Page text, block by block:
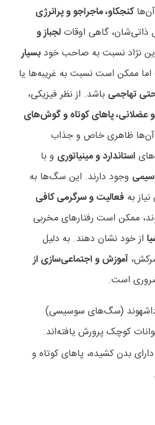
آن‌هاکنجکاو، ماجراجو و پرانرژی
ذاتی‌شان، گاهی اوقات لجباز و
این نژاد نسبت به صاحب خودبسیار
ممکن است نسبت به غریبه‌ها یا
تهاجمی باشد. از نظر فیزیکی،
عضلانی، پاهای کوتاه و گوش‌های
آن‌ها ظاهری خاص و جذاب
استاندارد و مینیاتوری و با
سیمی وجود دارند. این سگ‌ها به
به فعالیت و سرگرمی کافی
ممکن است رفتارهای مخربی
از خود نشان دهند. به دلیل
آموزش و اجتماعی‌سازی از
است.
(سگ‌های سوسیسی)
کوچک پرورش یافته‌اند.
بدن کشیده، پاهای کوتاه و
.